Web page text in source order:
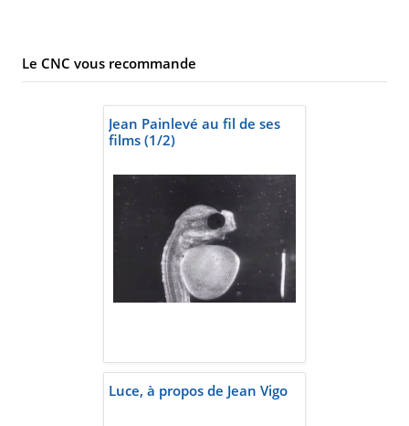
Le CNC vous recommande
Jean Painlevé au fil de ses
films (1/2)
Luce, à propos de Jean Vigo